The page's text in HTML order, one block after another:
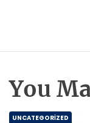
You
UNCATEGORIZED